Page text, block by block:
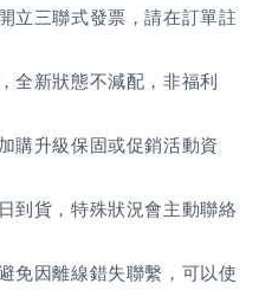
立三聯式發票，請在訂單註
全新狀態不減配，非福利
購升級保固或促銷活動資
到貨，特殊狀況會主動聯絡
免因離線錯失聯繫，可以使